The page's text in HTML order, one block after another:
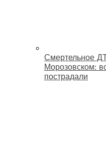
Смертельное
Морозовском:
пострадали